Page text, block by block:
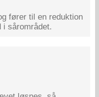
fører til en reduktion
sårområdet.